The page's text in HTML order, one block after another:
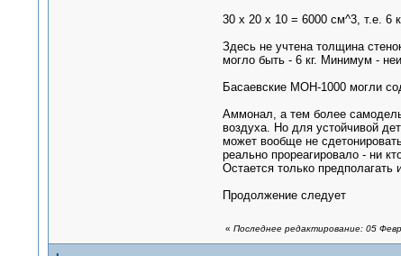
30 х 20 х 10 = 6000 см^3, т.е. 6
Здесь не учтена толщина
могло быть - 6 кг. Минимум -
Басаевские МОН-1000 могли
Аммонал, а тем более
воздуха. Но для устойчивой
может вообще не
реально прореагировало - ни
Остается только предполагать
Продолжение следует
« Последнее редактирование: 05